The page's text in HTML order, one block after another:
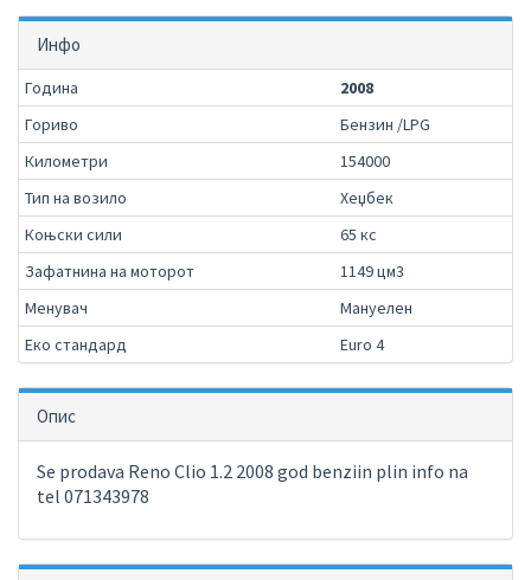
Инфо
Година
2008
Гориво
Бензин /LPG
Километри
154000
Тип на возило
Хеџбек
Коњски сили
65 кс
Зафатнина на моторот
1149 цм3
Менувач
Мануелен
Еко стандард
Euro 4
Опис
Se prodava Reno Clio 1.2 2008 god benziin plin info na
tel 071343978